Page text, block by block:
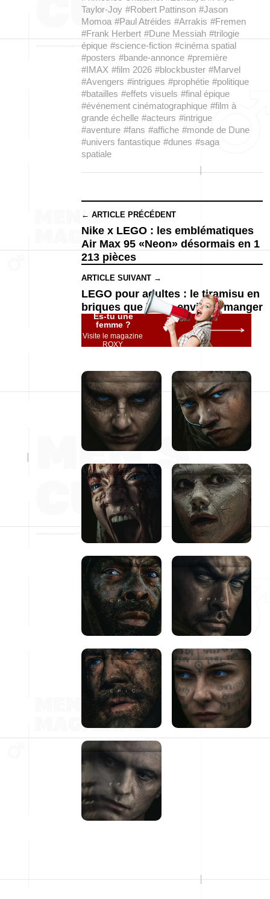
Taylor-Joy #Robert Pattinson #Jason
Momoa #Paul Atréides #Arrakis #Fremen
#Frank Herbert #Dune Messiah #trilogie
épique #science-fiction #cinéma spatial
#posters #bande-annonce #première
#IMAX #film 2026 #blockbuster #Marvel
#Avengers #intrigues #prophétie #politique
#batailles #effets visuels #final épique
#événement cinématographique #film à
grande échelle #acteurs #intrigue
#aventure #fans #affiche #monde de Dune
#univers fantastique #dunes #saga
spatiale
← ARTICLE PRÉCÉDENT
Nike x LEGO : les emblématiques
Air Max 95 «Neon» désormais en 1
213 pièces
ARTICLE SUIVANT →
LEGO pour adultes : le tiramisu en
briques que l’on a envie de manger
Es-tu une
femme ?
Visite le magazine
ROXY